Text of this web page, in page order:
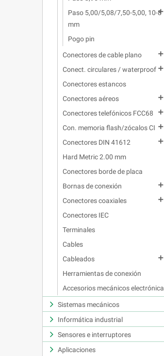
Paso 5,00/5,08/7,50-5,00, 10-8
mm

Pogo pin
Conectores de cable plano

Conect. circulares / waterproof 
Conectores estancos
Conectores aéreos

Conectores telefónicos FCC68

Con. memoria flash/zócalos CI 
Conectores DIN 41612

Hard Metric 2.00 mm
Conectores borde de placa
Bornas de conexión

Conectores coaxiales

Conectores IEC
Terminales
Cables
Cableados

Herramientas de conexión
Accesorios mecánicos electrónica
Sistemas mecánicos
Informática industrial
Sensores e interruptores
Aplicaciones